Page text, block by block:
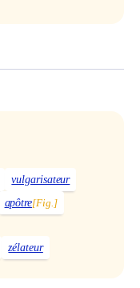
vulgarisateur
apôtre[Fig.]
zélateur